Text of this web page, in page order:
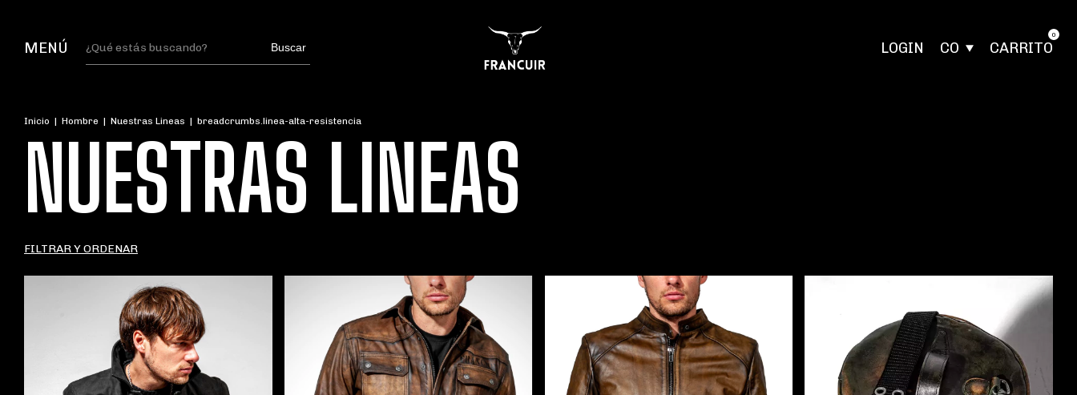
MENÚ Buscar CO
LOGIN CARRITO
0
Inicio | Hombre | Nuestras Lineas | breadcrumbs.linea-alta-resistencia
NUESTRAS LINEAS
FILTRAR Y ORDENAR